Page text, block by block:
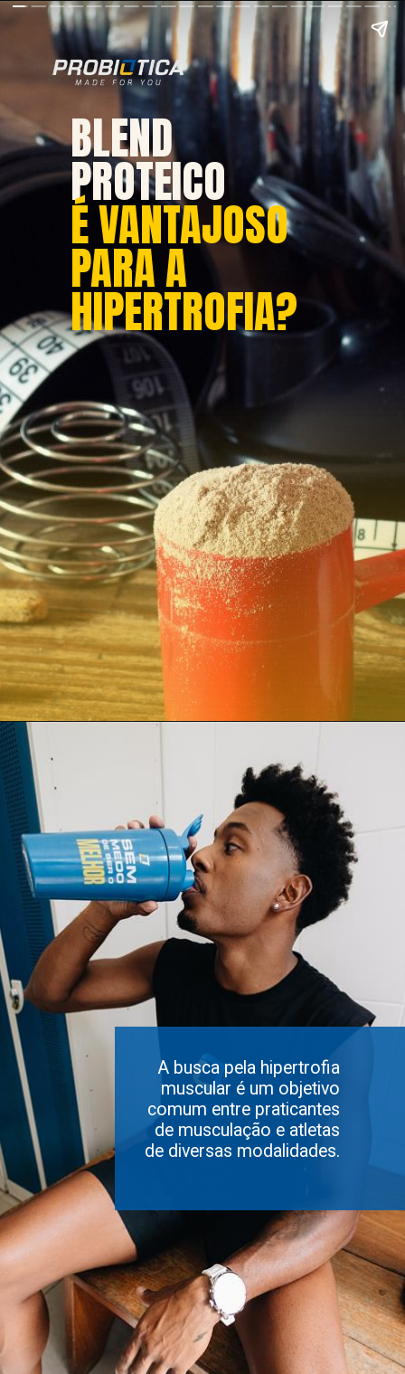
BLEND
PROTEICO
É VANTAJOSO
PARA A
HIPERTROFIA?
A busca pela hipertrofia
muscular é um objetivo
comum entre praticantes
de musculação e atletas
de diversas modalidades.